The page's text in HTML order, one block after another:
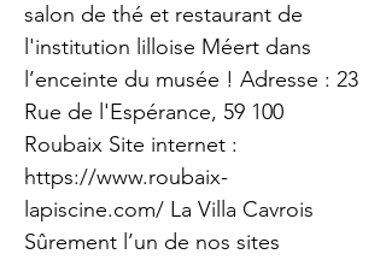
salon de thé et restaurant de
l'institution lilloise Méert dans
l’enceinte du musée ! Adresse : 23
Rue de l'Espérance, 59 100
Roubaix Site internet :
https://www.roubaix-
lapiscine.com/ La Villa Cavrois
Sûrement l’un de nos sites